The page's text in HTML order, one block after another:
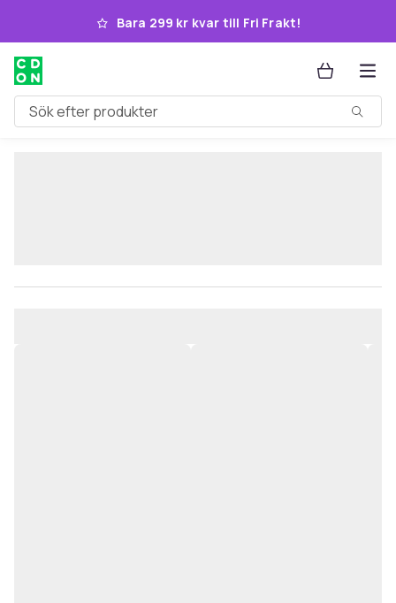
Hoppa till huvudinnehållet
Bara 299 kr kvar till Fri Frakt!
Sök efter produkter